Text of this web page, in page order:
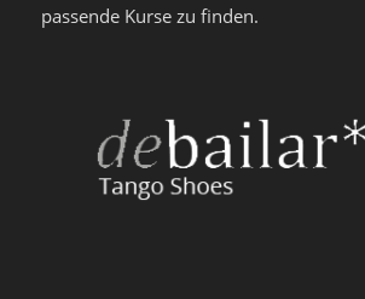
passende Kurse zu finden.